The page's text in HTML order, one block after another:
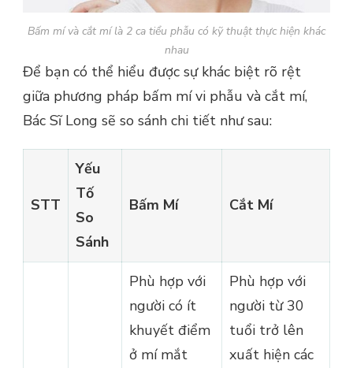
Bấm mí và cắt mí là 2 ca tiểu phẫu có kỹ thuật thực hiện khác
nhau
Để bạn có thể hiểu được sự khác biệt rõ rệt
giữa phương pháp bấm mí vi phẫu và cắt mí,
Bác Sĩ Long sẽ so sánh chi tiết như sau:
STT
Yếu
Tố
So
Sánh
Bấm Mí Cắt Mí
Phù hợp với
người có ít
khuyết điểm
ở mí mắt
Phù hợp với
người từ 30
tuổi trở lên
xuất hiện các